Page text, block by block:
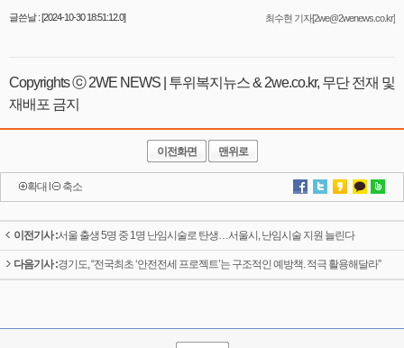
글쓴날 : [2024-10-30 18:51:12.0] 최수현 기자[2we@2wenews.co.kr]
Copyrights ⓒ 2WE NEWS | 투위복지뉴스 & 2we.co.kr, 무단 전재 및
재배포 금지
이전화면 맨위로
확대 축소
이전기사 :서울 출생 5명 중 1명 난임시술로 탄생…서울시, 난임시술 지원 늘린다
다음기사 :경기도, “전국최초 ‘안전전세 프로젝트’는 구조적인 예방책. 적극 활용해달라”